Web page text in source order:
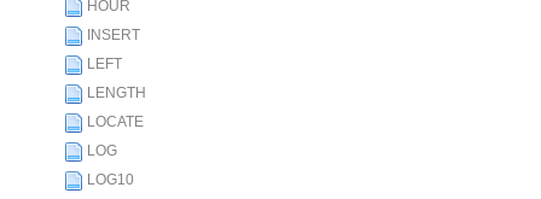
HOUR
INSERT
LEFT
LENGTH
LOCATE
LOG
LOG10